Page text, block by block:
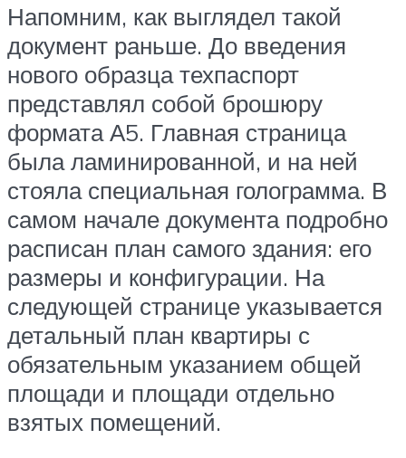
Напомним, как выглядел такой
документ раньше. До введения
нового образца техпаспорт
представлял собой брошюру
формата А5. Главная страница
была ламинированной, и на ней
стояла специальная голограмма. В
самом начале документа подробно
расписан план самого здания: его
размеры и конфигурации. На
следующей странице указывается
детальный план квартиры с
обязательным указанием общей
площади и площади отдельно
взятых помещений.